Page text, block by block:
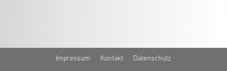
Impressum Kontakt Datenschutz